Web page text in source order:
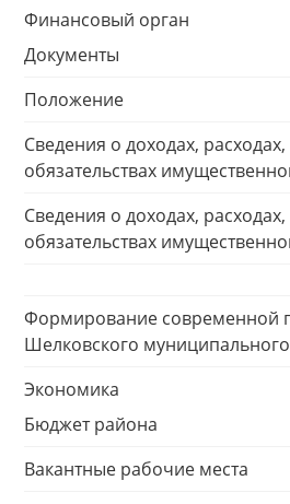
Финансовый орган
Документы
Положение
Сведения о доходах,
обязательствах
Сведения о доходах,
обязательствах
Формирование современной
Шелковского
Экономика
Бюджет района
Вакантные рабочие места